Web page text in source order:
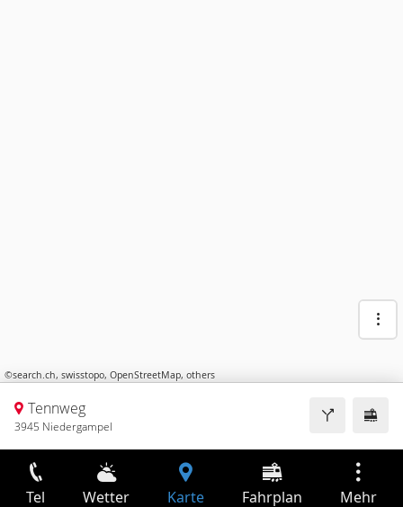
©search.ch, swisstopo, OpenStreetMap, others
Tennweg
3945 Niedergampel
Tel Wetter Karte Fahrplan Mehr